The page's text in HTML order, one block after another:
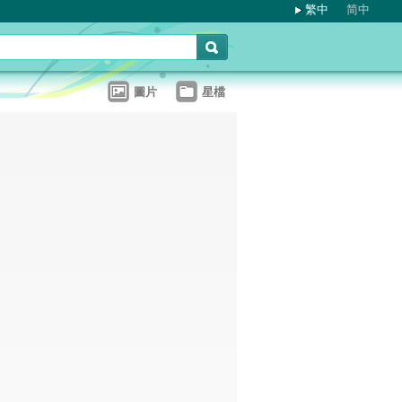
繁中 简中
圖片 星檔